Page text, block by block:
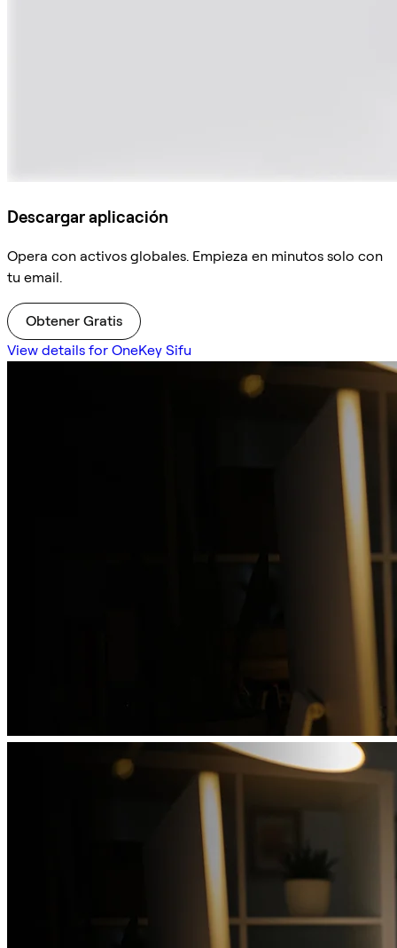
Descargar aplicación
Opera con activos globales. Empieza en minutos solo con
tu email.
Obtener Gratis
View details for OneKey Sifu